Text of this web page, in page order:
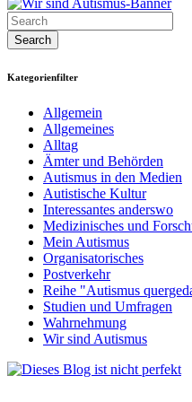
Kategorienfilter
Allgemein
Allgemeines
Alltag
Ämter und Behörden
Autismus in den Medien
Autistische Kultur
Interessantes anderswo
Medizinisches und
Mein Autismus
Organisatorisches
Postverkehr
Reihe "Autismus
Studien und Umfragen
Wahrnehmung
Wir sind Autismus